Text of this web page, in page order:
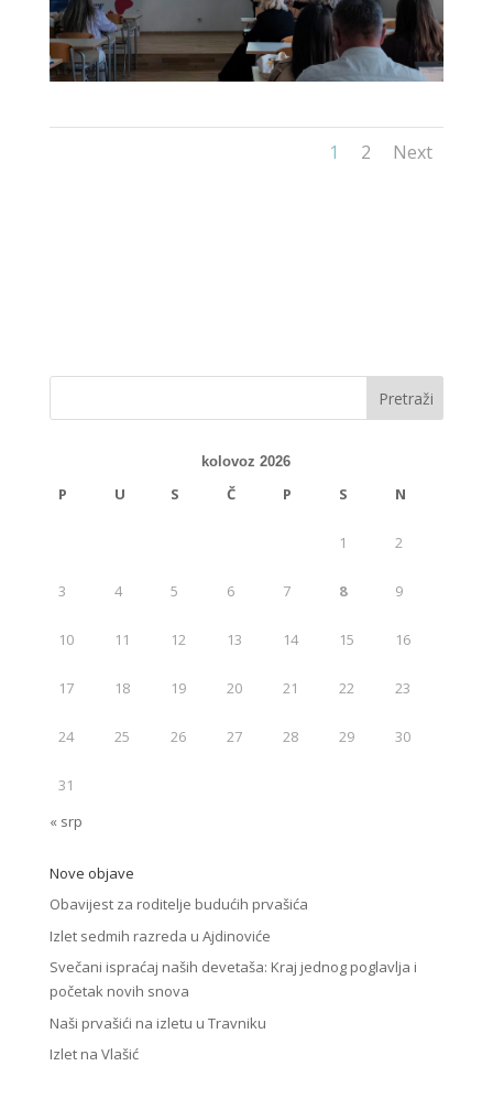
1 2 Next
kolovoz 2026
P U S Č P S N
1 2
3 4 5 6 7 8 9
10 11 12 13 14 15 16
17 18 19 20 21 22 23
24 25 26 27 28 29 30
31
« srp
Nove objave
Obavijest za roditelje budućih prvašića
Izlet sedmih razreda u Ajdinoviće
Svečani ispraćaj naših devetaša: Kraj jednog poglavlja i
početak novih snova
Naši prvašići na izletu u Travniku
Izlet na Vlašić